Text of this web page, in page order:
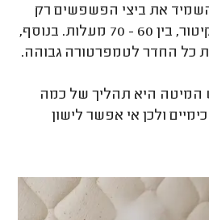
את ביצי הפשפשים רק
בחום הגבוה שמפיק הקיטור, בין 60 - 70 מעלות. בנוסף,
כל החדר לטמפרטורה גבוהה.
היא תהליך של כמה
ולכן אי אפשר לישון